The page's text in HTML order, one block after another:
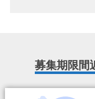
募集期限間